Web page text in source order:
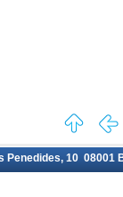
10 08001